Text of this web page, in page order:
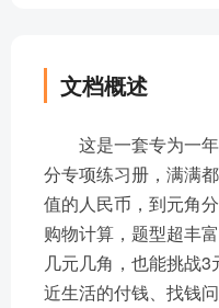
文档概述
这是一套专为一
分专项练习册，满满
值的人民币，到元角
购物计算，题型超丰
几元几角，也能挑战
近生活的付钱、找钱